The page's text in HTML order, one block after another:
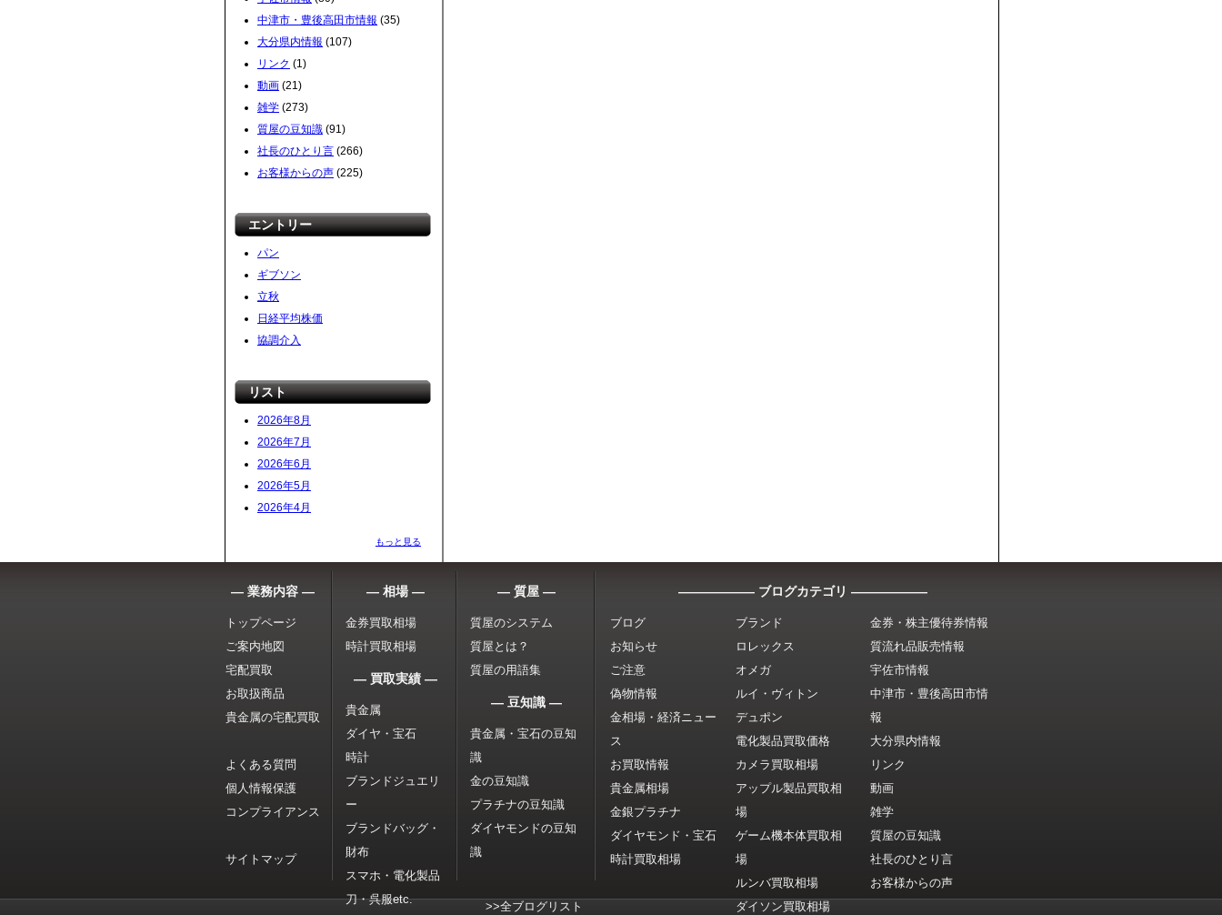
中津市・豊後高田市情報 (35)
大分県内情報 (107)
リンク (1)
動画 (21)
雑学 (273)
質屋の豆知識 (91)
社長のひとり言 (266)
お客様からの声 (225)
エントリー
パン
ギブソン
立秋
日経平均株価
協調介入
リスト
2026年8月
2026年7月
2026年6月
2026年5月
2026年4月
もっと見る
― 業務内容 ―
トップページ
ご案内地図
宅配買取
お取扱商品
貴金属の宅配買取
よくある質問
個人情報保護
コンプライアンス
サイトマップ
― 相場 ―
金券買取相場
時計買取相場
― 買取実績 ―
貴金属
ダイヤ・宝石
時計
ブランドジュエリ
ー
ブランドバッグ・
財布
スマホ・電化製品
刀・呉服etc.
― 質屋 ―
質屋のシステム
質屋とは？
質屋の用語集
― 豆知識 ―
貴金属・宝石の豆知
識
金の豆知識
プラチナの豆知識
ダイヤモンドの豆知
識
>>全ブログリスト
―――――― ブログカテゴリ ――――――
ブログ
お知らせ
ご注意
偽物情報
金相場・経済ニュー
ス
お買取情報
貴金属相場
金銀プラチナ
ダイヤモンド・宝石
時計買取相場
ブランド
ロレックス
オメガ
ルイ・ヴィトン
デュポン
電化製品買取価格
カメラ買取相場
アップル製品買取相
場
ゲーム機本体買取相
場
ルンバ買取相場
ダイソン買取相場
金券・株主優待券情報
質流れ品販売情報
宇佐市情報
中津市・豊後高田市情
報
大分県内情報
リンク
動画
雑学
質屋の豆知識
社長のひとり言
お客様からの声